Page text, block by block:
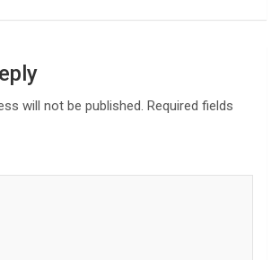
will not be published. Required fields